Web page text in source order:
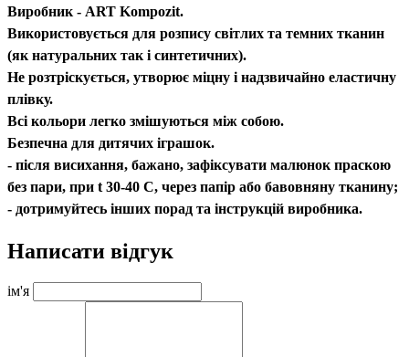
Виробник - ART Kompozit.
Використовується для розпису світлих та темних тканин
(як натуральних так і синтетичних).
Не розтріскується, утворює міцну і надзвичайно еластичну
плівку.
Всі кольори легко змішуються між собою.
Безпечна для дитячих іграшок.
- після висихання, бажано, зафіксувати малюнок праскою
без пари, при t 30-40 С, через папір або бавовняну тканину;
- дотримуйтесь інших порад та інструкцій виробника.
Написати відгук
ім'я